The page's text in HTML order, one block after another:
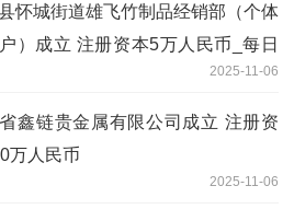
怀城街道雄飞竹制品经销部（个体
）成立 注册资本5万人民币_每日
2025-11-06
鑫链贵金属有限公司成立 注册资
万人民币
2025-11-06